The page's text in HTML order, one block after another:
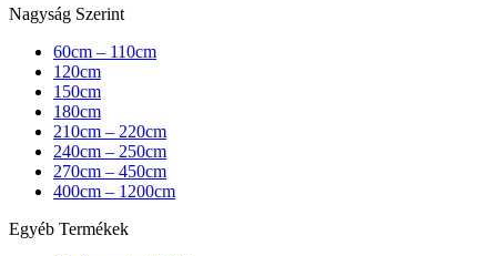
Nagyság Szerint
60cm – 110cm
120cm
150cm
180cm
210cm – 220cm
240cm – 250cm
270cm – 450cm
400cm – 1200cm
Egyéb Termékek